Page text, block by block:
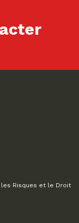
Risques et le Droit